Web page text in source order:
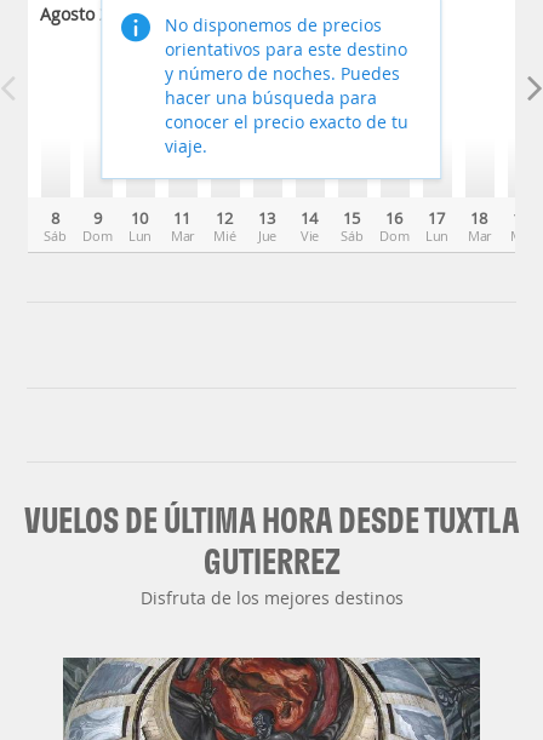
Agosto 2026
8
Sáb
9
Dom
10
Lun
11
Mar
12
Mié
13
Jue
14
Vie
15
Sáb
16
Dom
17
Lun
18
Mar
19
Mié
No disponemos de precios
orientativos para este destino
y número de noches. Puedes
hacer una búsqueda para
conocer el precio exacto de tu
viaje.
VUELOS DE ÚLTIMA HORA DESDE TUXTLA
GUTIERREZ
Disfruta de los mejores destinos